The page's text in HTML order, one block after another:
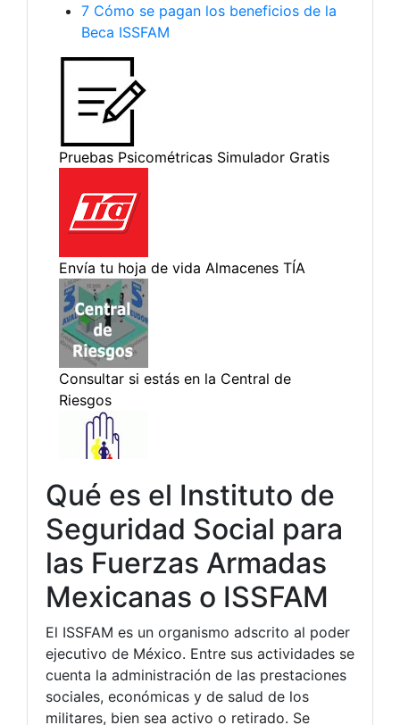
7 Cómo se pagan los beneficios de la
Beca ISSFAM
Qué es el Instituto de
Seguridad Social para
las Fuerzas Armadas
Mexicanas o ISSFAM
El ISSFAM es un organismo adscrito al poder
ejecutivo de México. Entre sus actividades se
cuenta la administración de las prestaciones
sociales, económicas y de salud de los
militares, bien sea activo o retirado. Se